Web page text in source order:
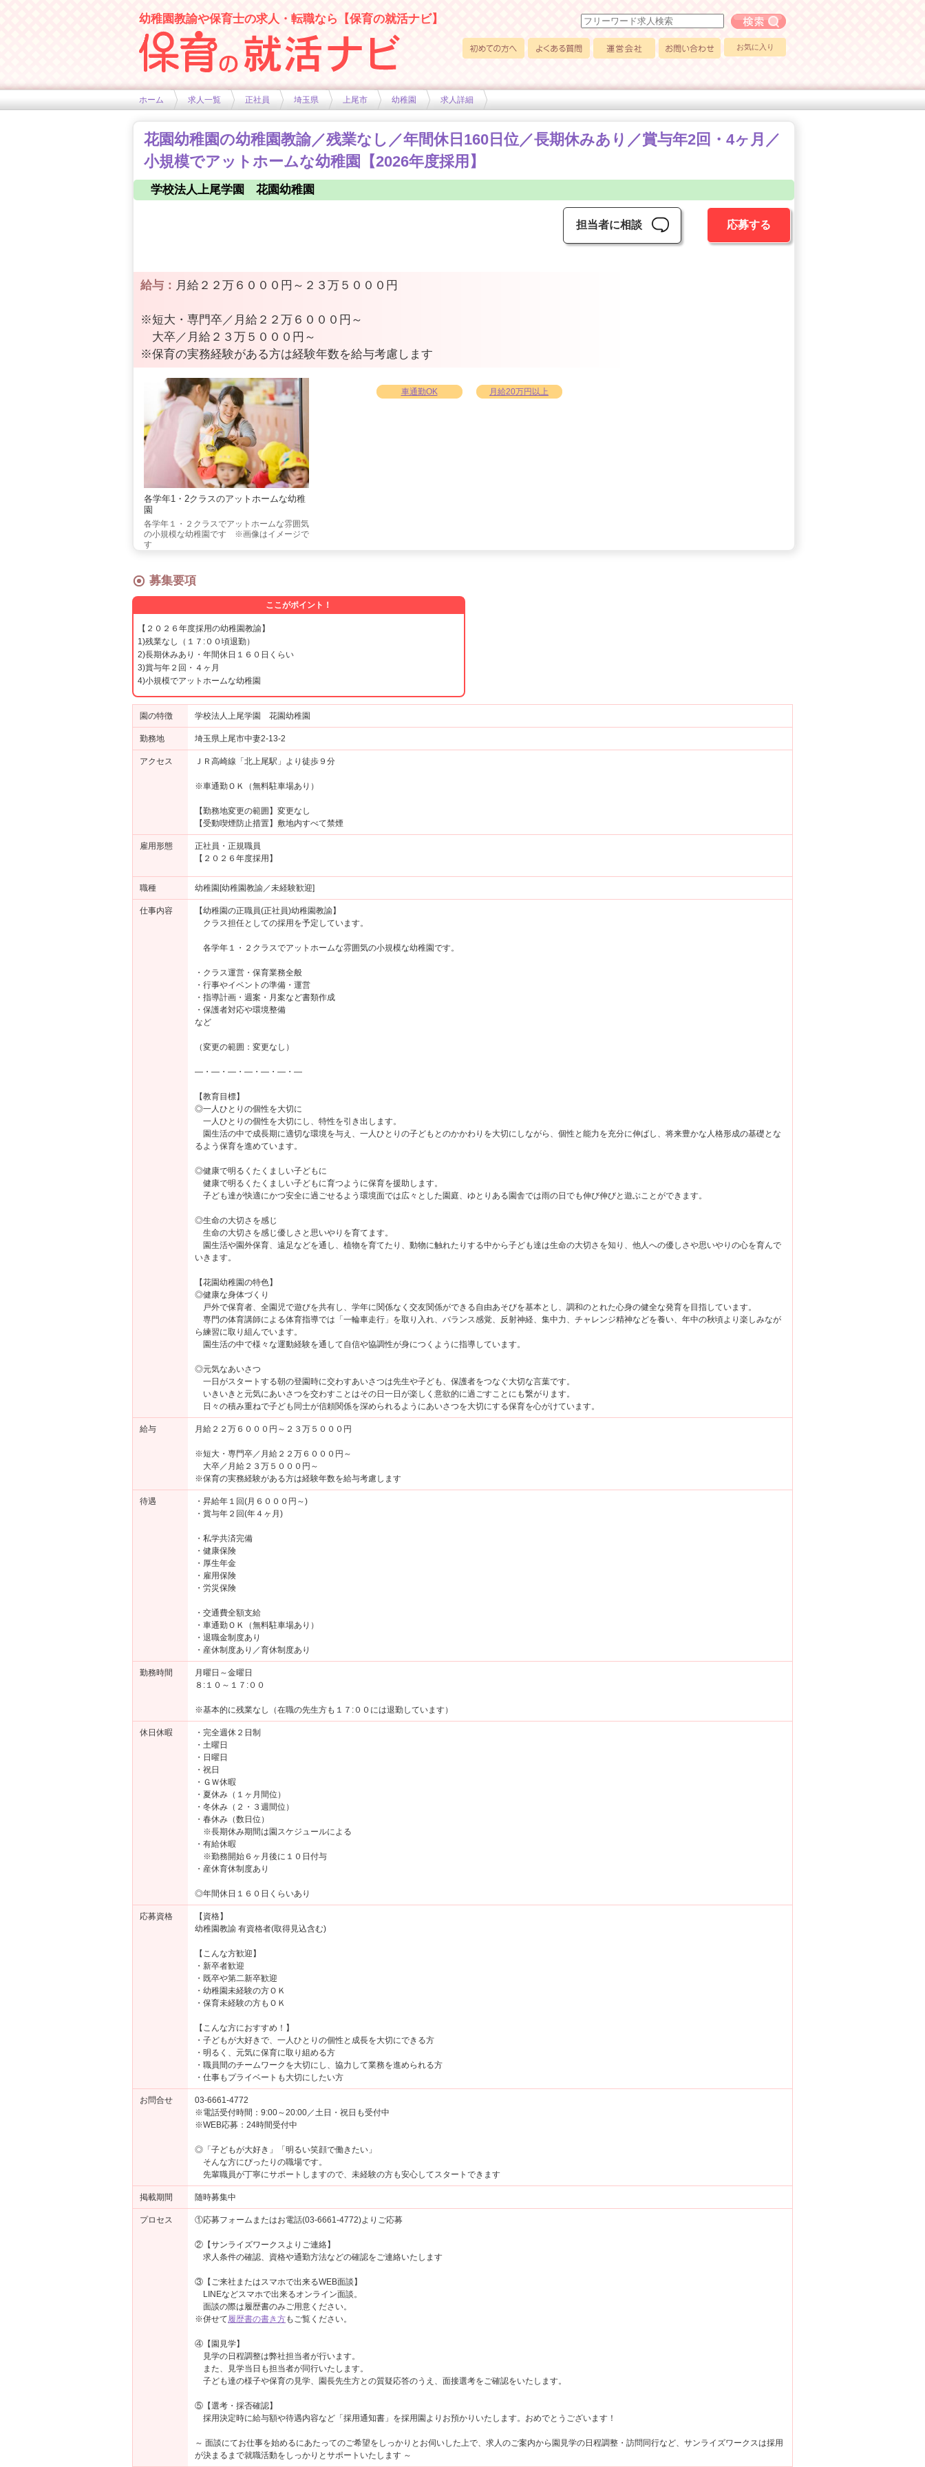
幼稚園教諭や保育士の求人・転職なら【保育の就活ナビ】
お気に入り
ホーム 求人一覧 正社員 埼玉県 上尾市 幼稚園 求人詳細
花園幼稚園の幼稚園教諭／残業なし／年間休日160日位／長期休みあり／賞与年2回・4ヶ月／
小規模でアットホームな幼稚園【2026年度採用】
学校法人上尾学園 花園幼稚園
担当者に相談 応募する
給与： 月給２２万６０００円～２３万５０００円
※短大・専門卒／月給２２万６０００円～
大卒／月給２３万５０００円～
※保育の実務経験がある方は経験年数を給与考慮します
各学年1・2クラスのアットホームな幼稚
園
各学年１・２クラスでアットホームな雰囲気
の小規模な幼稚園です ※画像はイメージで
す
車通勤OK 月給20万円以上
募集要項
ここがポイント！
【２０２６年度採用の幼稚園教諭】
1)残業なし（１７:００頃退勤）
2)長期休みあり・年間休日１６０日くらい
3)賞与年２回・４ヶ月
4)小規模でアットホームな幼稚園
園の特徴 学校法人上尾学園 花園幼稚園
勤務地 埼玉県上尾市中妻2-13-2
アクセス ＪＲ高崎線「北上尾駅」より徒歩９分
※車通勤ＯＫ（無料駐車場あり）
【勤務地変更の範囲】変更なし
【受動喫煙防止措置】敷地内すべて禁煙
雇用形態
正社員・正規職員
【２０２６年度採用】
職種 幼稚園[幼稚園教諭／未経験歓迎]
仕事内容
【幼稚園の正職員(正社員)幼稚園教諭】
クラス担任としての採用を予定しています。
各学年１・２クラスでアットホームな雰囲気の小規模な幼稚園です。
・クラス運営・保育業務全般
・行事やイベントの準備・運営
・指導計画・週案・月案など書類作成
・保護者対応や環境整備
など
（変更の範囲：変更なし）
―・―・―・―・―・―・―
【教育目標】
◎一人ひとりの個性を大切に
一人ひとりの個性を大切にし、特性を引き出します。
園生活の中で成長期に適切な環境を与え、一人ひとりの子どもとのかかわりを大切にしながら、個性と能力を充分に伸ばし、将来豊かな人格形成の基礎とな
るよう保育を進めています。
◎健康で明るくたくましい子どもに
健康で明るくたくましい子どもに育つように保育を援助します。
子ども達が快適にかつ安全に過ごせるよう環境面では広々とした園庭、ゆとりある園舎では雨の日でも伸び伸びと遊ぶことができます。
◎生命の大切さを感じ
生命の大切さを感じ優しさと思いやりを育てます。
園生活や園外保育、遠足などを通し、植物を育てたり、動物に触れたりする中から子ども達は生命の大切さを知り、他人への優しさや思いやりの心を育んで
いきます。
【花園幼稚園の特色】
◎健康な身体づくり
戸外で保育者、全園児で遊びを共有し、学年に関係なく交友関係ができる自由あそびを基本とし、調和のとれた心身の健全な発育を目指しています。
専門の体育講師による体育指導では「一輪車走行」を取り入れ、バランス感覚、反射神経、集中力、チャレンジ精神などを養い、年中の秋頃より楽しみなが
ら練習に取り組んでいます。
園生活の中で様々な運動経験を通して自信や協調性が身につくように指導しています。
◎元気なあいさつ
一日がスタートする朝の登園時に交わすあいさつは先生や子ども、保護者をつなぐ大切な言葉です。
いきいきと元気にあいさつを交わすことはその日一日が楽しく意欲的に過ごすことにも繋がります。
日々の積み重ねで子ども同士が信頼関係を深められるようにあいさつを大切にする保育を心がけています。
給与 月給２２万６０００円～２３万５０００円
※短大・専門卒／月給２２万６０００円～
大卒／月給２３万５０００円～
※保育の実務経験がある方は経験年数を給与考慮します
待遇
・昇給年１回(月６０００円～)
・賞与年２回(年４ヶ月)
・私学共済完備
・健康保険
・厚生年金
・雇用保険
・労災保険
・交通費全額支給
・車通勤ＯＫ（無料駐車場あり）
・退職金制度あり
・産休制度あり／育休制度あり
勤務時間
月曜日～金曜日
８:１０～１７:００
※基本的に残業なし（在職の先生方も１７:００には退勤しています）
休日休暇
・完全週休２日制
・土曜日
・日曜日
・祝日
・ＧＷ休暇
・夏休み（１ヶ月間位）
・冬休み（２・３週間位）
・春休み（数日位）
※長期休み期間は園スケジュールによる
・有給休暇
※勤務開始６ヶ月後に１０日付与
・産休育休制度あり
◎年間休日１６０日くらいあり
応募資格
【資格】
幼稚園教諭 有資格者(取得見込含む)
【こんな方歓迎】
・新卒者歓迎
・既卒や第二新卒歓迎
・幼稚園未経験の方ＯＫ
・保育未経験の方もＯＫ
【こんな方におすすめ！】
・子どもが大好きで、一人ひとりの個性と成長を大切にできる方
・明るく、元気に保育に取り組める方
・職員間のチームワークを大切にし、協力して業務を進められる方
・仕事もプライベートも大切にしたい方
お問合せ
03-6661-4772
※電話受付時間：9:00～20:00／土日・祝日も受付中
※WEB応募：24時間受付中
◎「子どもが大好き」「明るい笑顔で働きたい」
そんな方にぴったりの職場です。
先輩職員が丁寧にサポートしますので、未経験の方も安心してスタートできます
掲載期間 随時募集中
プロセス ①応募フォームまたはお電話(03-6661-4772)よりご応募
②【サンライズワークスよりご連絡】
求人条件の確認、資格や通勤方法などの確認をご連絡いたします
③【ご来社またはスマホで出来るWEB面談】
LINEなどスマホで出来るオンライン面談。
面談の際は履歴書のみご用意ください。
※併せて履歴書の書き方もご覧ください。
④【園見学】
見学の日程調整は弊社担当者が行います。
また、見学当日も担当者が同行いたします。
子ども達の様子や保育の見学、園長先生方との質疑応答のうえ、面接選考をご確認をいたします。
⑤【選考・採否確認】
採用決定時に給与額や待遇内容など「採用通知書」を採用園よりお預かりいたします。おめでとうございます！
～ 面談にてお仕事を始めるにあたってのご希望をしっかりとお伺いした上で、求人のご案内から園見学の日程調整・訪問同行など、サンライズワークスは採用
が決まるまで就職活動をしっかりとサポートいたします ～